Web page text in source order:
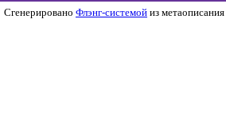
Сгенерировано Флэнг-системой из